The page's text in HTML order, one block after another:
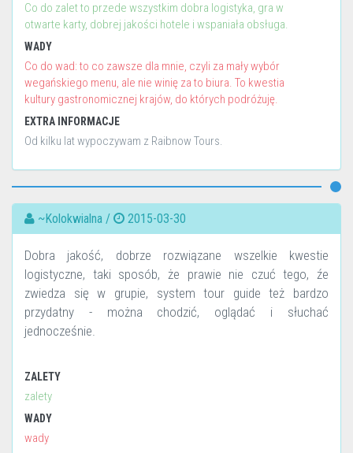
Co do zalet to przede wszystkim dobra logistyka, gra w
otwarte karty, dobrej jakości hotele i wspaniała obsługa.
WADY
Co do wad: to co zawsze dla mnie, czyli za mały wybór
wegańskiego menu, ale nie winię za to biura. To kwestia
kultury gastronomicznej krajów, do których podróżuję.
EXTRA INFORMACJE
Od kilku lat wypoczywam z Raibnow Tours.
~Kolokwialna / 2015-03-30
Dobra jakość, dobrze rozwiązane wszelkie kwestie
logistyczne, taki sposób, że prawie nie czuć tego, źe
zwiedza się w grupie, system tour guide też bardzo
przydatny - można chodzić, oglądać i słuchać
jednocześnie.
ZALETY
zalety
WADY
wady